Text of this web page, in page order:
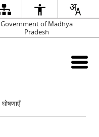
Government of Madhya
Pradesh
घोषणाएँ